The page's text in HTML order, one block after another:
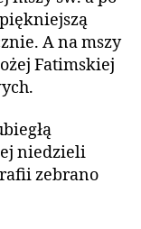
A na mszy
Fatimskiej
niedzieli
zebrano